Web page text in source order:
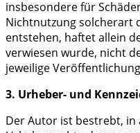
insbesondere für
Nichtnutzung solcherart
entstehen, haftet allein
verwiesen wurde, nicht
jeweilige
3. Urheber- und
Der Autor ist bestrebt,